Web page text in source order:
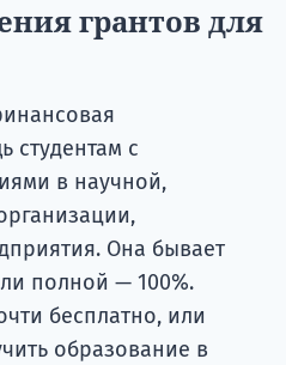
грантов для
студентам с
в научной,
Она бывает
полной — 100%.
бесплатно, или
образование в